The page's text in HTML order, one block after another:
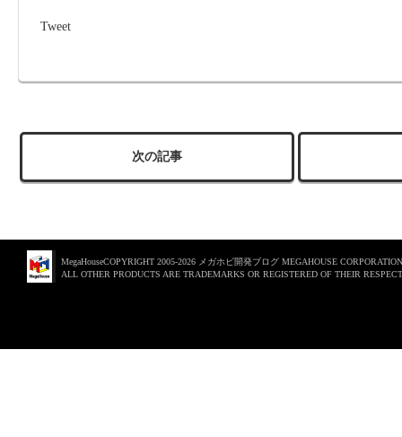
Tweet
次の記事
MegaHouseCOPYRIGHT 2005-2026 メガホビ開発ブログ MEGAHOUSE
ALL OTHER PRODUCTS ARE TRADEMARKS OR REGISTERED OF THEIR